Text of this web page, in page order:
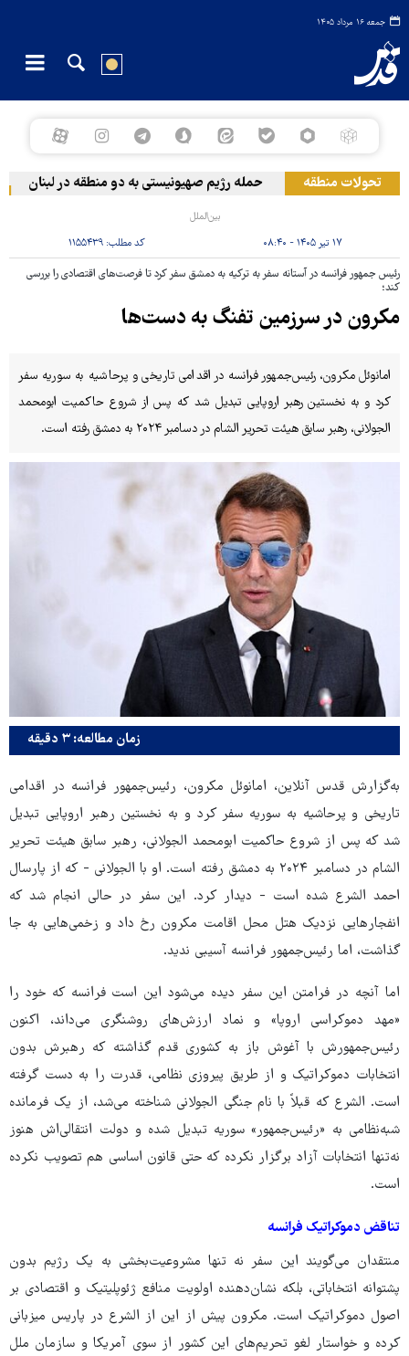
جمعه ۱۶ مرداد ۱۴۰۵
تحولات منطقه حمله رژیم صهیونیستی به دو منطقه در لبنان
بین‌الملل
۱۷ تیر ۱۴۰۵ - ۰۸:۴۰ کد مطلب: ۱۱۵۵۴۳۹
رئیس جمهور فرانسه در آستانه سفر به ترکیه به دمشق سفر کرد تا فرصت‌های اقتصادی را بررسی
کند؛
مکرون در سرزمین تفنگ به‌ دست‌ها
امانوئل مکرون، رئیس‌جمهور فرانسه در اقدامی تاریخی و پرحاشیه به سوریه سفر
کرد و به نخستین رهبر اروپایی تبدیل شد که پس از شروع حاکمیت ابومحمد
الجولانی، رهبر سابق هیئت تحریر الشام در دسامبر ۲۰۲۴ به دمشق رفته است.
زمان مطالعه: ۳ دقیقه
به‌گزارش قدس آنلاین، امانوئل مکرون، رئیس‌جمهور فرانسه در اقدامی
تاریخی و پرحاشیه به سوریه سفر کرد و به نخستین رهبر اروپایی تبدیل
شد که پس از شروع حاکمیت ابومحمد الجولانی، رهبر سابق هیئت تحریر
الشام در دسامبر ۲۰۲۴ به دمشق رفته است. او با الجولانی - که از پارسال
احمد الشرع شده است - دیدار کرد. این سفر در حالی انجام شد که
انفجارهایی نزدیک هتل محل اقامت مکرون رخ داد و زخمی‌هایی به جا
گذاشت، اما رئیس‌جمهور فرانسه آسیبی ندید.
اما آنچه در فرامتن این سفر دیده می‌شود این است فرانسه که خود را
«مهد دموکراسی اروپا» و نماد ارزش‌های روشنگری می‌داند، اکنون
رئیس‌جمهورش با آغوش باز به کشوری قدم گذاشته که رهبرش بدون
انتخابات دموکراتیک و از طریق پیروزی نظامی، قدرت را به دست گرفته
است. الشرع که قبلاً با نام جنگی الجولانی شناخته می‌شد، از یک فرمانده
شبه‌نظامی به «رئیس‌جمهور» سوریه تبدیل شده و دولت انتقالی‌اش هنوز
نه‌تنها انتخابات آزاد برگزار نکرده که حتی قانون اساسی هم تصویب نکرده
است.
تناقض دموکراتیک فرانسه
منتقدان می‌گویند این سفر نه تنها مشروعیت‌بخشی به یک رژیم بدون
پشتوانه انتخاباتی، بلکه نشان‌دهنده اولویت منافع ژئوپلیتیک و اقتصادی بر
اصول دموکراتیک است. مکرون پیش از این از الشرع در پاریس میزبانی
کرده و خواستار لغو تحریم‌های این کشور از سوی آمریکا و سازمان ملل